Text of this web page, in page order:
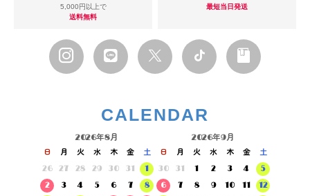
5,000円以上で
送料無料
最短当日発送
CALENDAR
2026年8月
日 月 火 水 木 金
土
26
27 28 29 30 31
1
2
3 4 5 6 7
8
2026年9月
日 月 火 水 木 金
土
30
31 1 2 3 4
5
6
7 8 9 10 11
12